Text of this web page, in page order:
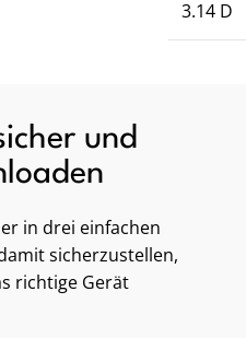
3.14 D
und
in drei einfachen
sicherzustellen,
richtige Gerät